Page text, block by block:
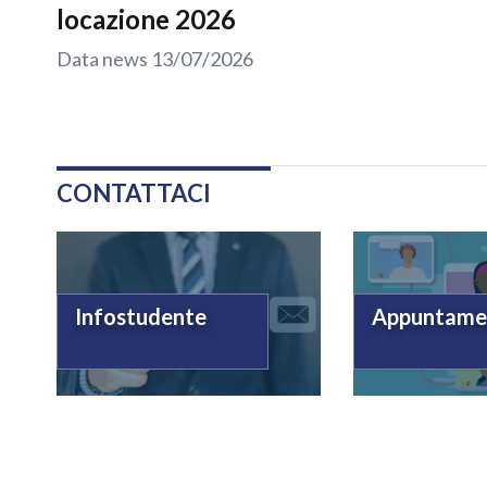
locazione 2026
Data news 13/07/2026
CONTATTACI
Infostudente